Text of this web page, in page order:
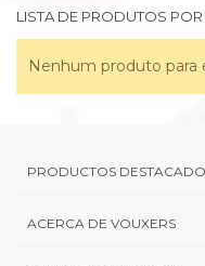
LISTA DE PRODUTOS
Nenhum produto para
PRODUCTOS
ACERCA DE VOUXERS